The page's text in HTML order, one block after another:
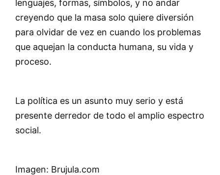
lenguajes, formas, símbolos, y no andar
creyendo que la masa solo quiere diversión
para olvidar de vez en cuando los problemas
que aquejan la conducta humana, su vida y
proceso.
La política es un asunto muy serio y está
presente derredor de todo el amplio espectro
social.
Imagen: Brujula.com